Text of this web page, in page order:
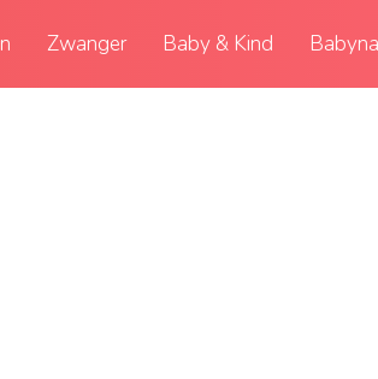
Zwanger Baby & Kind